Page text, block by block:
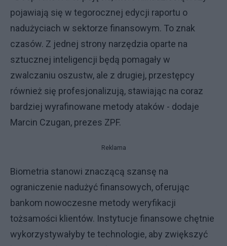
pojawiają się w tegorocznej edycji raportu o
nadużyciach w sektorze finansowym. To znak
czasów. Z jednej strony narzędzia oparte na
sztucznej inteligencji będą pomagały w
zwalczaniu oszustw, ale z drugiej, przestępcy
również się profesjonalizują, stawiając na coraz
bardziej wyrafinowane metody ataków - dodaje
Marcin Czugan, prezes ZPF.
Reklama
Biometria stanowi znaczącą szansę na
ograniczenie nadużyć finansowych, oferując
bankom nowoczesne metody weryfikacji
tożsamości klientów. Instytucje finansowe chętnie
wykorzystywałyby te technologie, aby zwiększyć